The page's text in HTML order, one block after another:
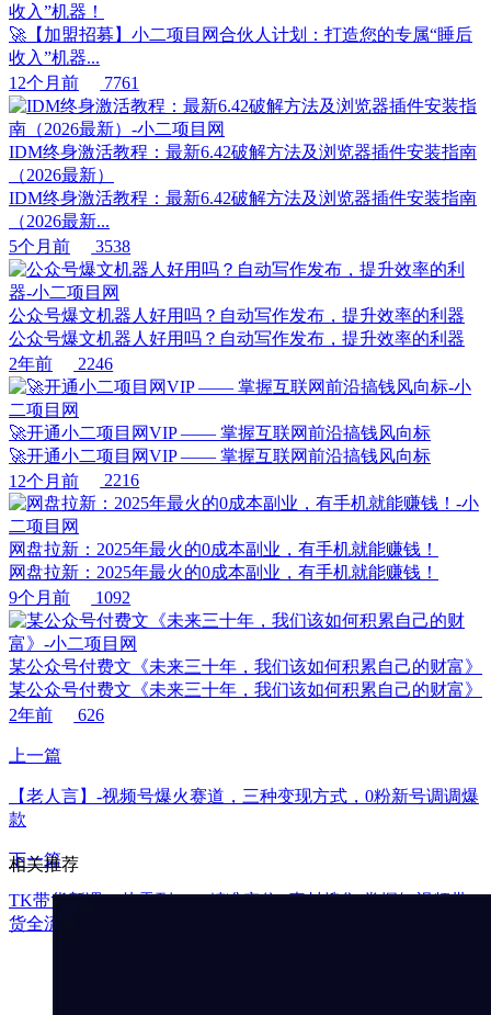
收入”机器！
🚀【加盟招募】小二项目网合伙人计划：打造您的专属“睡后
收入”机器...
12个月前
7761
IDM终身激活教程：最新6.42破解方法及浏览器插件安装指南
（2026最新）
IDM终身激活教程：最新6.42破解方法及浏览器插件安装指南
（2026最新...
5个月前
3538
公众号爆文机器人好用吗？自动写作发布，提升效率的利器
公众号爆文机器人好用吗？自动写作发布，提升效率的利器
2年前
2246
🚀开通小二项目网VIP —— 掌握互联网前沿搞钱风向标
🚀开通小二项目网VIP —— 掌握互联网前沿搞钱风向标
12个月前
2216
网盘拉新：2025年最火的0成本副业，有手机就能赚钱！
网盘拉新：2025年最火的0成本副业，有手机就能赚钱！
9个月前
1092
某公众号付费文《未来三十年，我们该如何积累自己的财富》
某公众号付费文《未来三十年，我们该如何积累自己的财富》
2年前
626
上一篇
【老人言】-视频号爆火赛道，三种变现方式，0粉新号调调爆
款
下一篇
TK带货新课：从零到一，精准定位+素材搜集 掌握短视频带
货全流程
相关推荐